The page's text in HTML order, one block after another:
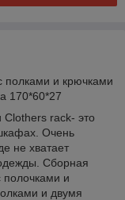
полками и крючками
170*60*27
rack- это
Очень
не хватает
Сборная
и
и двумя